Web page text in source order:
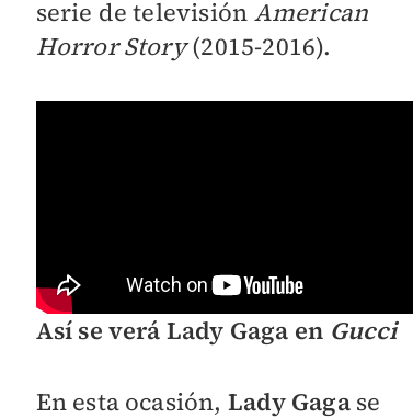
serie de televisión American
Horror Story(2015-2016).
Así se verá Lady Gaga en Gucci
En esta ocasión, Lady Gaga se